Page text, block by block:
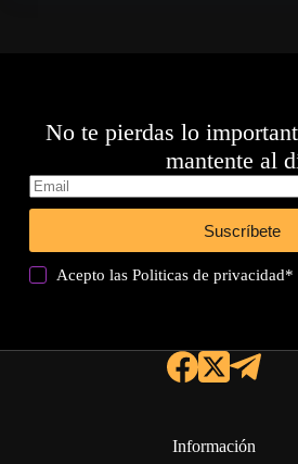
No te pierdas lo
mantente al
Suscríbete
Acepto lasPoliticas de privacidad*
Información